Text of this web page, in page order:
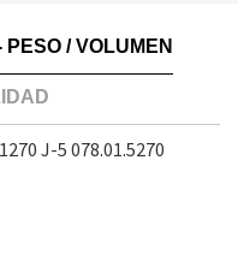
/ VOLUMEN
J-5078.01.5270